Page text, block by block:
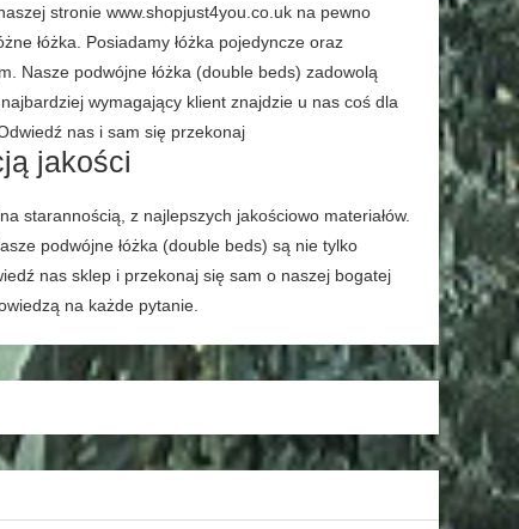
stronie www.shopjust4you.co.uk na pewno
łóżka. Posiadamy łóżka pojedyncze oraz
Nasze podwójne łóżka (double beds) zadowolą
wymagający klient znajdzie u nas coś dla
nas i sam się przekonaj
jakości
starannością, z najlepszych jakościowo materiałów.
podwójne łóżka (double beds) są nie tylko
nas sklep i przekonaj się sam o naszej bogatej
na każde pytanie.